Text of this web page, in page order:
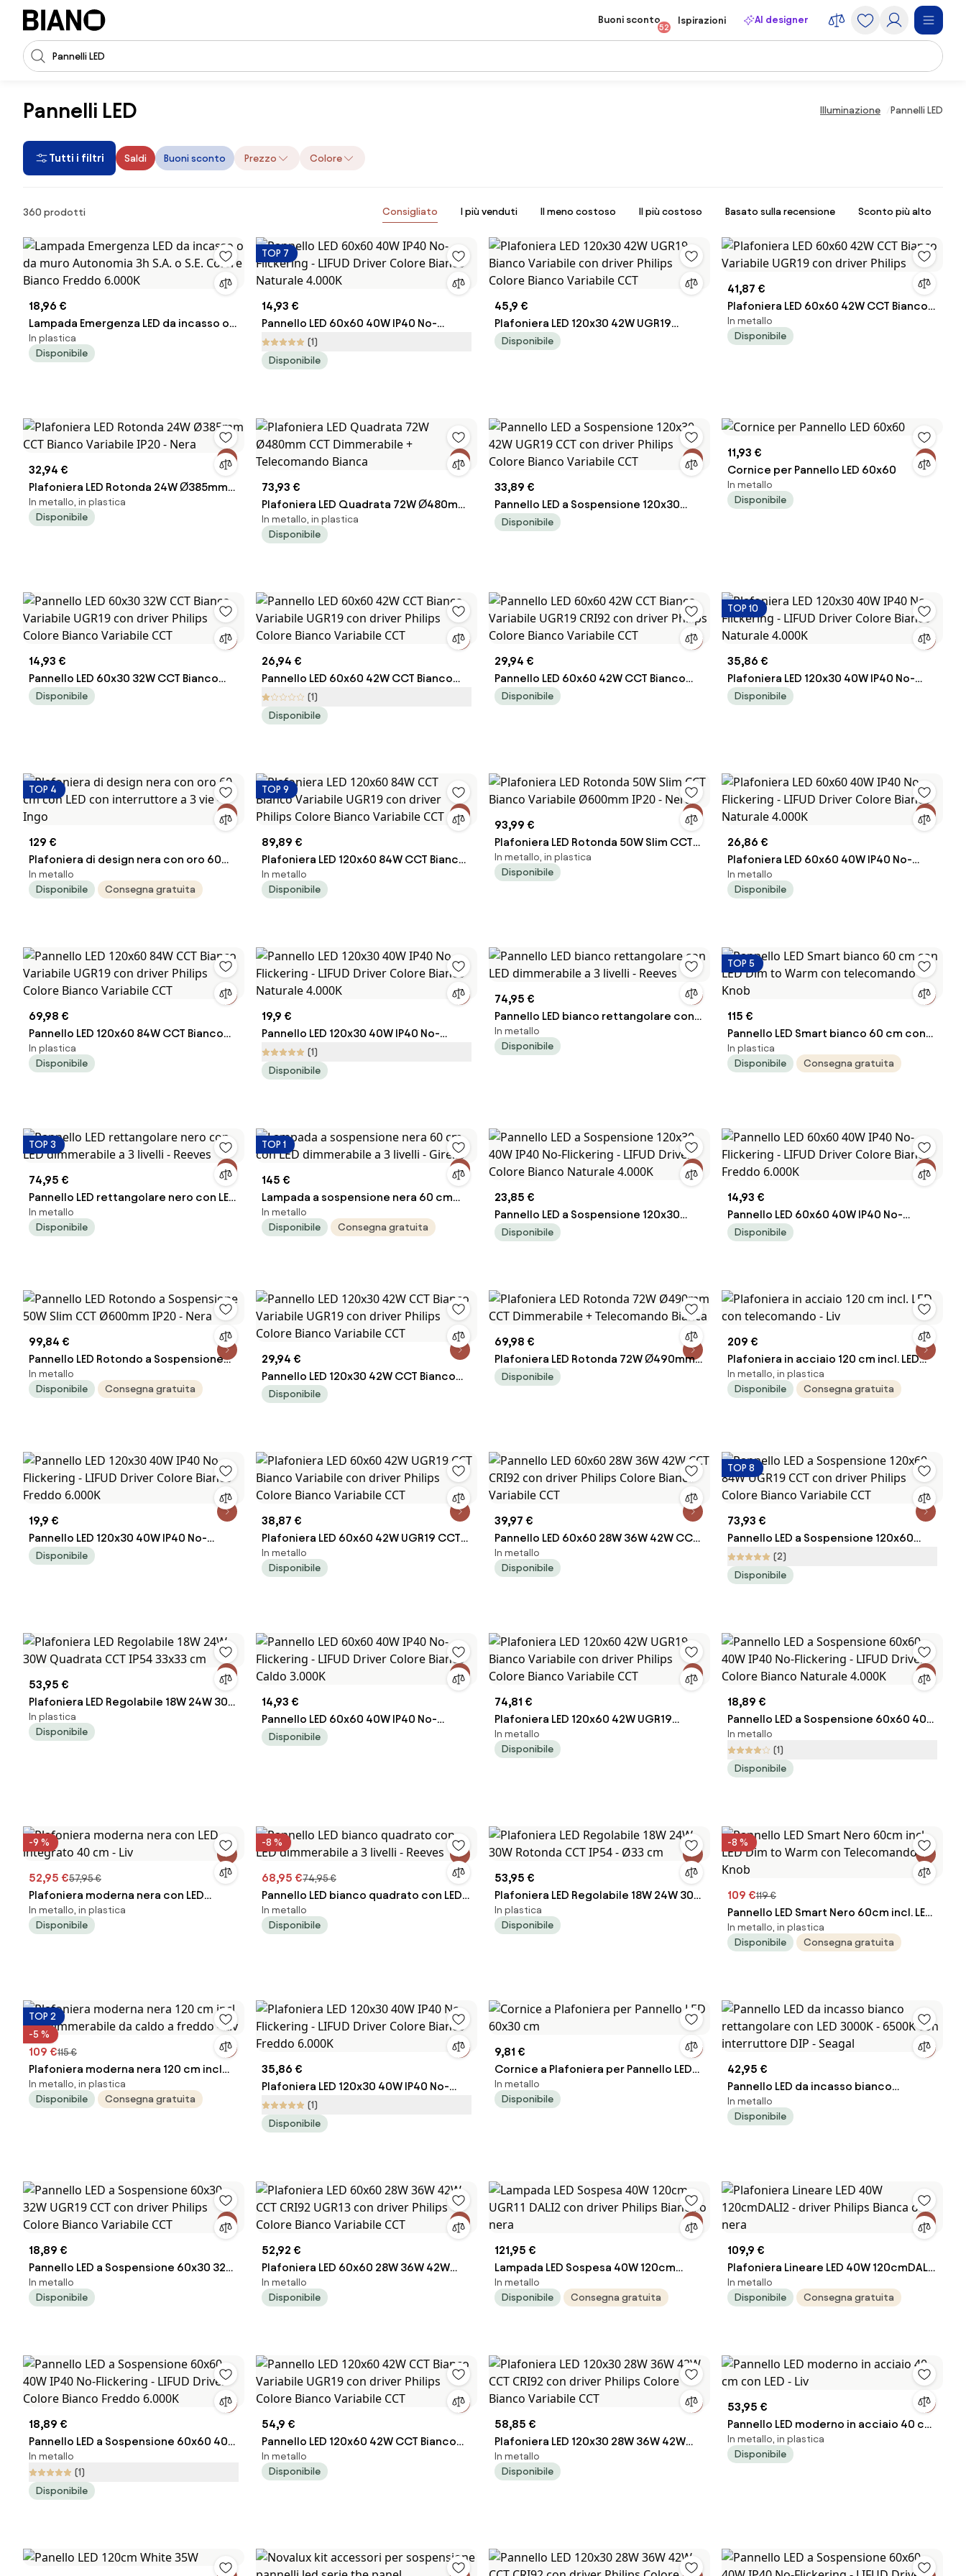
Salta la navigazione, vai al contenuto
Input della ricerca
Buoni sconto
52
Ispirazioni AI designer
Pannelli LED Illuminazione Pannelli LED
Tutti i filtri Saldi Buoni sconto Prezzo Colore
Prodotti
360 prodotti Consigliato I più venduti Il meno costoso Il più costoso Basato sulla recensione Sconto più alto
18,96 €
Lampada Emergenza LED da incasso o
da muro Autonomia 3h S.A. o S.E. Colore
Bianco Freddo 6.000K
In plastica
Disponibile
TOP 7
14,93 €
Pannello LED 60x60 40W IP40 No-
Flickering - LIFUD Driver Colore Bianco
Naturale 4.000K
(1)
Disponibile
45,9 €
Plafoniera LED 120x30 42W UGR19
Bianco Variabile con driver Philips
Disponibile
41,87 €
Plafoniera LED 60x60 42W CCT Bianco
Variabile UGR19 con driver Philips
In metallo
Disponibile
32,94 €
Plafoniera LED Rotonda 24W Ø385mm
CCT Bianco Variabile IP20 - Nera
In metallo, in plastica
Disponibile
73,93 €
Plafoniera LED Quadrata 72W Ø480mm
CCT Dimmerabile + Telecomando
Bianca
In metallo, in plastica
Disponibile
33,89 €
Pannello LED a Sospensione 120x30
42W UGR19 CCT con driver Philips
Disponibile
11,93 €
Cornice per Pannello LED 60x60
In metallo
Disponibile
14,93 €
Pannello LED 60x30 32W CCT Bianco
Variabile UGR19 con driver Philips
Disponibile
26,94 €
Pannello LED 60x60 42W CCT Bianco
Variabile UGR19 con driver Philips
Colore Bianco Variabile CCT
(1)
Disponibile
29,94 €
Pannello LED 60x60 42W CCT Bianco
Variabile UGR19 CRI92 con driver Philips
Disponibile
TOP 10
35,86 €
Plafoniera LED 120x30 40W IP40 No-
Flickering - LIFUD Driver Colore Bianco
Disponibile
TOP 4
129 €
Plafoniera di design nera con oro 60
cm con LED con interruttore a 3 vie -
Ingo
In metallo
Disponibile
Consegna gratuita
TOP 9
89,89 €
Plafoniera LED 120x60 84W CCT Bianco
Variabile UGR19 con driver Philips
Colore Bianco Variabile CCT
In metallo
Disponibile
93,99 €
Plafoniera LED Rotonda 50W Slim CCT
Bianco Variabile Ø600mm IP20 - Nera
In metallo, in plastica
Disponibile
26,86 €
Plafoniera LED 60x60 40W IP40 No-
Flickering - LIFUD Driver Colore Bianco
Naturale 4.000K
In metallo
Disponibile
69,98 €
Pannello LED 120x60 84W CCT Bianco
Variabile UGR19 con driver Philips
Colore Bianco Variabile CCT
In plastica
Disponibile
19,9 €
Pannello LED 120x30 40W IP40 No-
Flickering - LIFUD Driver Colore Bianco
Naturale 4.000K
(1)
Disponibile
74,95 €
Pannello LED bianco rettangolare con
LED dimmerabile a 3 livelli - Reeves
In metallo
Disponibile
TOP 5
115 €
Pannello LED Smart bianco 60 cm con
LED Dim to Warm con telecomando -
Knob
In plastica
Disponibile
Consegna gratuita
TOP 3
74,95 €
Pannello LED rettangolare nero con LED
dimmerabile a 3 livelli - Reeves
In metallo
Disponibile
TOP 1
145 €
Lampada a sospensione nera 60 cm
con LED dimmerabile a 3 livelli - Girello
In metallo
Disponibile
Consegna gratuita
23,85 €
Pannello LED a Sospensione 120x30
40W IP40 No-Flickering - LIFUD Driver
Disponibile
14,93 €
Pannello LED 60x60 40W IP40 No-
Flickering - LIFUD Driver Colore Bianco
Disponibile
99,84 €
Pannello LED Rotondo a Sospensione
50W Slim CCT Ø600mm IP20 - Nera
In metallo
Disponibile
Consegna gratuita
29,94 €
Pannello LED 120x30 42W CCT Bianco
Variabile UGR19 con driver Philips
Disponibile
69,98 €
Plafoniera LED Rotonda 72W Ø490mm
CCT Dimmerabile + Telecomando
Disponibile
209 €
Plafoniera in acciaio 120 cm incl. LED
con telecomando - Liv
In metallo, in plastica
Disponibile
Consegna gratuita
19,9 €
Pannello LED 120x30 40W IP40 No-
Flickering - LIFUD Driver Colore Bianco
Disponibile
38,87 €
Plafoniera LED 60x60 42W UGR19 CCT
Bianco Variabile con driver Philips
Colore Bianco Variabile CCT
In metallo
Disponibile
39,97 €
Pannello LED 60x60 28W 36W 42W CCT
CRI92 con driver Philips Colore Bianco
Variabile CCT
In metallo
Disponibile
TOP 8
73,93 €
Pannello LED a Sospensione 120x60
84W UGR19 CCT con driver Philips
Colore Bianco Variabile CCT
(2)
Disponibile
53,95 €
Plafoniera LED Regolabile 18W 24W 30W
Quadrata CCT IP54 33x33 cm
In plastica
Disponibile
14,93 €
Pannello LED 60x60 40W IP40 No-
Flickering - LIFUD Driver Colore Bianco
Disponibile
74,81 €
Plafoniera LED 120x60 42W UGR19
Bianco Variabile con driver Philips
Colore Bianco Variabile CCT
In metallo
Disponibile
18,89 €
Pannello LED a Sospensione 60x60 40W
IP40 No-Flickering - LIFUD Driver Colore
Bianco Naturale 4.000K
In metallo
(1)
Disponibile
-9 %
52,95 €57,95 €
Plafoniera moderna nera con LED
integrato 40 cm - Liv
In metallo, in plastica
Disponibile
-8 %
68,95 €74,95 €
Pannello LED bianco quadrato con LED
dimmerabile a 3 livelli - Reeves
In metallo
Disponibile
53,95 €
Plafoniera LED Regolabile 18W 24W 30W
Rotonda CCT IP54 - Ø33 cm
In plastica
Disponibile
-8 %
109 €119 €
Pannello LED Smart Nero 60cm incl. LED
Dim to Warm con Telecomando - Knob
In metallo, in plastica
Disponibile
Consegna gratuita
TOP 2
-5 %
109 €115 €
Plafoniera moderna nera 120 cm incl
LED dimmerabile da caldo a freddo - Liv
In metallo, in plastica
Disponibile
Consegna gratuita
35,86 €
Plafoniera LED 120x30 40W IP40 No-
Flickering - LIFUD Driver Colore Bianco
Freddo 6.000K
(1)
Disponibile
9,81 €
Cornice a Plafoniera per Pannello LED
60x30 cm
In metallo
Disponibile
42,95 €
Pannello LED da incasso bianco
rettangolare con LED 3000K - 6500K
con interruttore DIP - Seagal
In metallo
Disponibile
18,89 €
Pannello LED a Sospensione 60x30 32W
UGR19 CCT con driver Philips Colore
Bianco Variabile CCT
In metallo
Disponibile
52,92 €
Plafoniera LED 60x60 28W 36W 42W
CCT CRI92 UGR13 con driver Philips
Colore Bianco Variabile CCT
In metallo
Disponibile
121,95 €
Lampada LED Sospesa 40W 120cm
UGR11 DALI2 con driver Philips Bianca o
nera
In metallo
Disponibile
Consegna gratuita
109,9 €
Plafoniera Lineare LED 40W 120cmDALI2
- driver Philips Bianca o nera
In metallo
Disponibile
Consegna gratuita
18,89 €
Pannello LED a Sospensione 60x60 40W
IP40 No-Flickering - LIFUD Driver Colore
Bianco Freddo 6.000K
In metallo
(1)
Disponibile
54,9 €
Pannello LED 120x60 42W CCT Bianco
Variabile UGR19 con driver Philips
Colore Bianco Variabile CCT
In metallo
Disponibile
58,85 €
Plafoniera LED 120x30 28W 36W 42W
CCT CRI92 con driver Philips Colore
Bianco Variabile CCT
In metallo
Disponibile
53,95 €
Pannello LED moderno in acciaio 40 cm
con LED - Liv
In metallo, in plastica
Disponibile